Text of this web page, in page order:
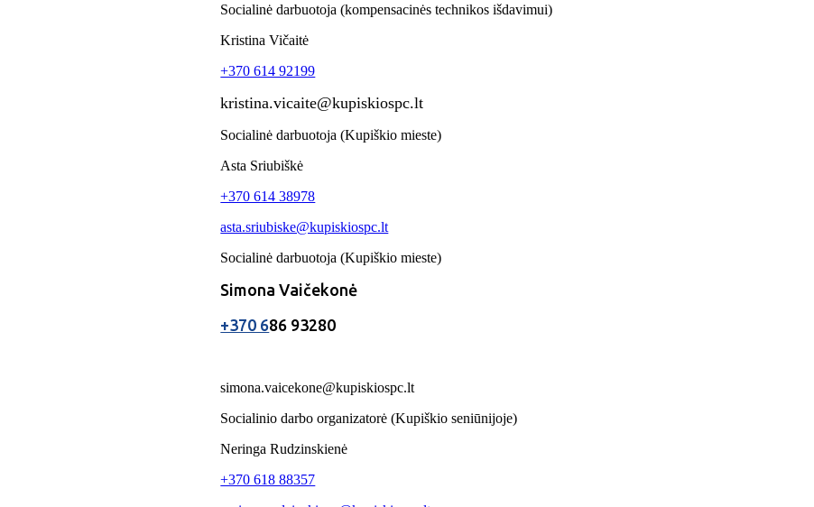
Socialinė darbuotoja (kompensacinės technikos išdavimui)
Kristina Vičaitė
+370 614 92199
kristina.vicaite@kupiskiospc.lt
Socialinė darbuotoja (Kupiškio mieste)
Asta Sriubiškė
+370 614 38978
asta.sriubiske@kupiskiospc.lt
Socialinė darbuotoja (Kupiškio mieste)
Simona Vaičekonė
+370 686 93280
simona.vaicekone@kupiskiospc.lt
Socialinio darbo organizatorė (Kupiškio seniūnijoje)
Neringa Rudzinskienė
+370 618 88357